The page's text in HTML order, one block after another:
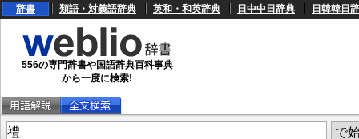
辞書 類語・対義語辞典 英和・和英辞典 日中中日辞典 日韓韓日
556の専門辞書や国語辞典百科事典
から一度に検索!